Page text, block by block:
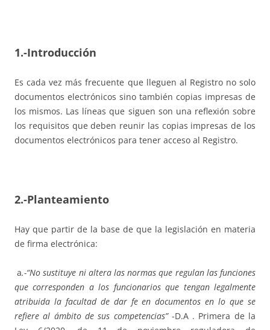
1.-Introducción
Es cada vez más frecuente que lleguen al Registro no solo
documentos electrónicos sino también copias impresas de
los mismos. Las líneas que siguen son una reflexión sobre
los requisitos que deben reunir las copias impresas de los
documentos electrónicos para tener acceso al Registro.
2.-Planteamiento
Hay que partir de la base de que la legislación en materia
de firma electrónica:
a.-“No sustituye ni altera las normas que regulan las funciones
que corresponden a los funcionarios que tengan legalmente
atribuida la facultad de dar fe en documentos en lo que se
refiere al ámbito de sus competencias”-D.A . Primera de la